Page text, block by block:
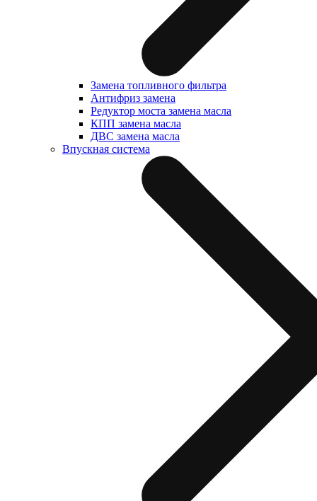
Замена топливного фильтра
Антифриз замена
Редуктор моста замена масла
КПП замена масла
ДВС замена масла
Впускная система